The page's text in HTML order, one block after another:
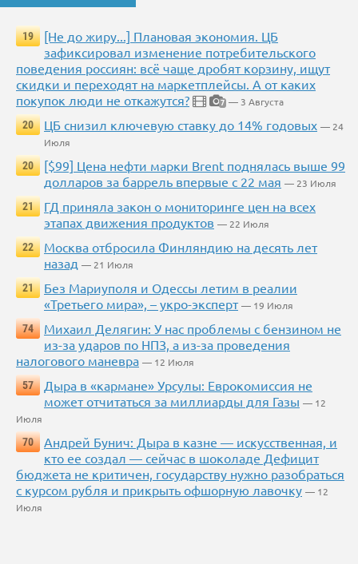
19
[Не до жиру...] Плановая экономия. ЦБ
зафиксировал изменение потребительского
поведения россиян: всё чаще дробят корзину, ищут
скидки и переходят на маркетплейсы. А от каких
покупок люди не откажутся?
7 — 3 Августа
20
ЦБ снизил ключевую ставку до 14% годовых — 24
Июля
20
[$99] Цена нефти марки Brent поднялась выше 99
долларов за баррель впервые с 22 мая — 23 Июля
21
ГД приняла закон о мониторинге цен на всех
этапах движения продуктов — 22 Июля
22
Москва отбросила Финляндию на десять лет
назад — 21 Июля
21
Без Мариуполя и Одессы летим в реалии
«Третьего мира», – укро-эксперт — 19 Июля
74
Михаил Делягин: У нас проблемы с бензином не
из-за ударов по НПЗ, а из-за проведения
налогового маневра — 12 Июля
57
Дыра в «кармане» Урсулы: Еврокомиссия не
может отчитаться за миллиарды для Газы — 12
Июля
70
Андрей Бунич: Дыра в казне — искусственная, и
кто ее создал — сейчас в шоколаде Дефицит
бюджета не критичен, государству нужно разобраться
с курсом рубля и прикрыть офшорную лавочку — 12
Июля